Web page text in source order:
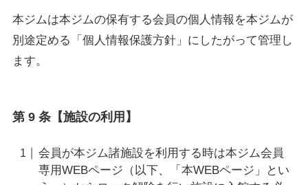
本ジムは本ジムの保有する会員の個人情報を本ジムが
別途定める「個人情報保護方針」にしたがって管理し
ます。
第 9 条【施設の利用】
会員が本ジム諸施設を利用する時は本ジム会員
専用WEBページ（以下、「本WEBページ」とい